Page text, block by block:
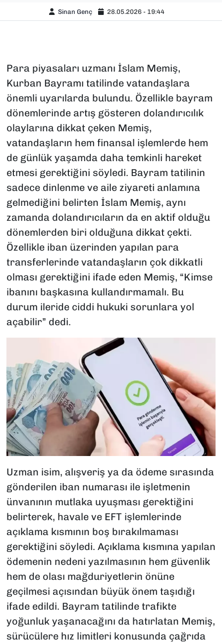
Sinan Genç 28.05.2026 - 19:44
Para piyasaları uzmanı İslam Memiş,
Kurban Bayramı tatilinde vatandaşlara
önemli uyarılarda bulundu. Özellikle bayram
dönemlerinde artış gösteren dolandırıcılık
olaylarına dikkat çeken Memiş,
vatandaşların hem finansal işlemlerde hem
de günlük yaşamda daha temkinli hareket
etmesi gerektiğini söyledi. Bayram tatilinin
sadece dinlenme ve aile ziyareti anlamına
gelmediğini belirten İslam Memiş, aynı
zamanda dolandırıcıların da en aktif olduğu
dönemlerden biri olduğuna dikkat çekti.
Özellikle iban üzerinden yapılan para
transferlerinde vatandaşların çok dikkatli
olması gerektiğini ifade eden Memiş, “Kimse
ibanını başkasına kullandırmamalı. Bu
durum ileride ciddi hukuki sorunlara yol
açabilir” dedi.
Uzman isim, alışveriş ya da ödeme sırasında
gönderilen iban numarası ile işletmenin
ünvanının mutlaka uyuşması gerektiğini
belirterek, havale ve EFT işlemlerinde
açıklama kısmının boş bırakılmaması
gerektiğini söyledi. Açıklama kısmına yapılan
ödemenin nedeni yazılmasının hem güvenlik
hem de olası mağduriyetlerin önüne
geçilmesi açısından büyük önem taşıdığı
ifade edildi. Bayram tatilinde trafikte
yoğunluk yaşanacağını da hatırlatan Memiş,
sürücülere hız limitleri konusunda çağrıda